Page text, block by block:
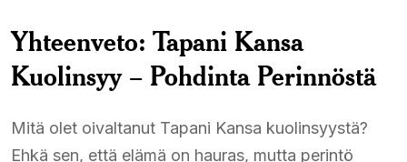
Yhteenveto: Tapani Kansa
Kuolinsyy – Pohdinta Perinnöstä
Mitä olet oivaltanut Tapani Kansa kuolinsyystä?
Ehkä sen, että elämä on hauras, mutta perintö